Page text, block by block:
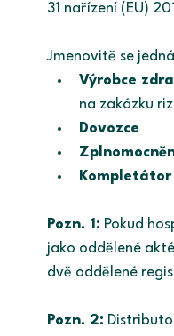
31 nařízení (EU)
Jmenovitě se
Výrobce
na zakázku
Dovozce
Pozn. 1: Pokud
jako oddělené
dvě oddělené
Pozn. 2: